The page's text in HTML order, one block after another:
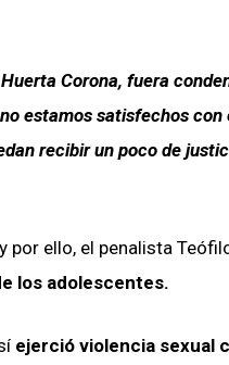
Corona, fuera
estamos satisfechos con
recibir un poco de
ello, el penalista
los adolescentes.
ejerció violencia sexual